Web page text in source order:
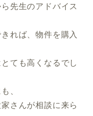
先生のアドバイス
れば、物件を購入
ても高くなるでし
、
さんが相談に来ら